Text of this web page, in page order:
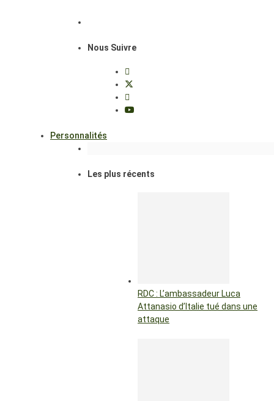
Nous Suivre
Personnalités
Les plus récents
RDC : L’ambassadeur Luca
Attanasio d’Italie tué dans une
attaque